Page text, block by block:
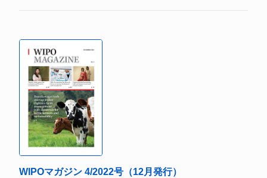
WIPOマガジン 4/2022号（12月発行）